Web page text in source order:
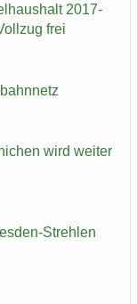
2017-
frei
wird wei­ter
​Strehlen